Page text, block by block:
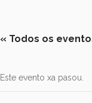
« Todos os
Este evento xa pasou.